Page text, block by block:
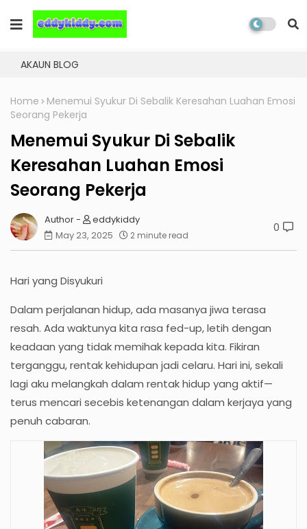
AKAUN BLOG
Home
Menemui Syukur Di Sebalik Keresahan Luahan Emosi
Seorang Pekerja
Menemui Syukur Di Sebalik
Keresahan Luahan Emosi
Seorang Pekerja
eddykiddy
May 23, 2025
2 minute read
0
Hari yang Disyukuri
Dalam perjalanan hidup, ada masanya jiwa terasa
resah. Ada waktunya kita rasa fed-up, letih dengan
keadaan yang tidak memihak kepada kita. Fikiran
terganggu, rentak kehidupan jadi celaru. Hari ini, sekali
lagi aku melangkah dalam rentak hidup yang aktif—
terus mencari secebis ketenangan dalam kerjaya yang
penuh cabaran.